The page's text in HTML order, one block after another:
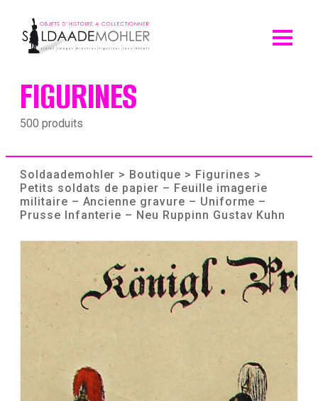
content
FIGURINES
500 produits
Soldaademohler > Boutique > Figurines >
Petits soldats de papier – Feuille imagerie
militaire – Ancienne gravure – Uniforme –
Prusse Infanterie – Neu Ruppinn Gustav Kuhn